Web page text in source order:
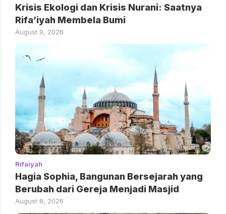
Krisis Ekologi dan Krisis Nurani: Saatnya
Rifa’iyah Membela Bumi
August 9, 2026
Rifaiyah
Hagia Sophia, Bangunan Bersejarah yang
Berubah dari Gereja Menjadi Masjid
August 8, 2026